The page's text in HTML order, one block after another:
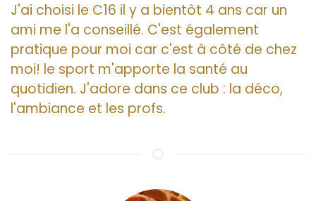
J'ai choisi le C16 il y a bientôt 4 ans car un
ami me l'a conseillé. C'est également
pratique pour moi car c'est à côté de chez
moi! le sport m'apporte la santé au
quotidien. J'adore dans ce club : la déco,
l'ambiance et les profs.